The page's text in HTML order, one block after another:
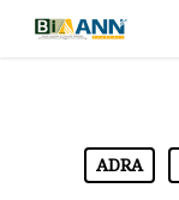
Skip
ADRA